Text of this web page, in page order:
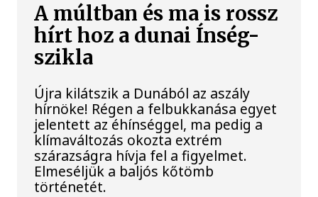
A múltban és ma is rossz
hírt hoz a dunai Ínség-
szikla
Újra kilátszik a Dunából az aszály
hírnöke! Régen a felbukkanása egyet
jelentett az éhínséggel, ma pedig a
klímaváltozás okozta extrém
szárazságra hívja fel a figyelmet.
Elmeséljük a baljós kőtömb
történetét.